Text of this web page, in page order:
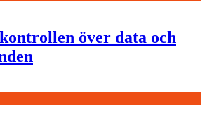
över data och